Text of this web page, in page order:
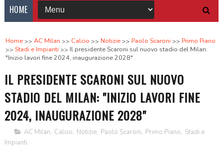
HOME
Home AC Milan Calcio Notizie Paolo Scaroni
Primo Piano
Stadi e Impianti
Il presidente Scaroni sul nuovo stadio del Milan:
"Inizio lavori fine 2024, inaugurazione 2028"
IL PRESIDENTE SCARONI SUL NUOVO
STADIO DEL MILAN: "INIZIO LAVORI FINE
2024, INAUGURAZIONE 2028"
AC Milan, Calcio, Notizie, Paolo Scaroni, Primo Piano, Stadi e
Impianti